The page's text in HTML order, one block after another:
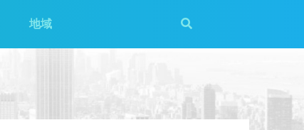
地域